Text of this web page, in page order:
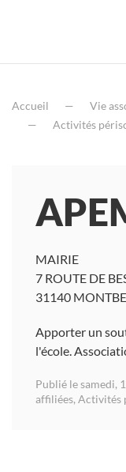
Accueil Vie
Activités
MAIRIE
7 ROUTE DE
31140
Apporter un
l'école.
Publié le samedi,
affiliées, Activités